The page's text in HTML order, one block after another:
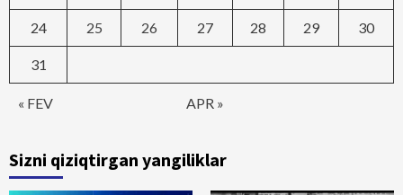
« FEV APR »
24 25 26 27 28 29 30
31
Sizni qiziqtirgan yangiliklar